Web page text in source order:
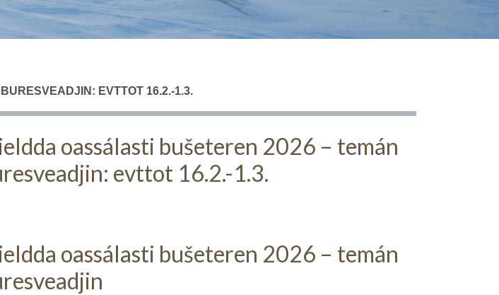
EVTTOT 16.2.-1.3.
oassálasti bušeteren 2026 – temán
evttot 16.2.-1.3.
oassálasti bušeteren 2026 – temán